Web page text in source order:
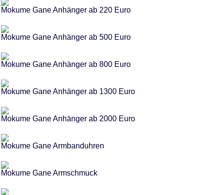
Mokume Gane Anhänger ab 220 Euro
Mokume Gane Anhänger ab 500 Euro
Mokume Gane Anhänger ab 800 Euro
Mokume Gane Anhänger ab 1300 Euro
Mokume Gane Anhänger ab 2000 Euro
Mokume Gane Armbanduhren
Mokume Gane Armschmuck